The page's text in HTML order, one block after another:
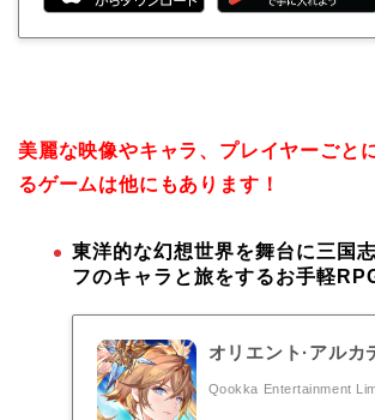
美麗な映像やキャラ、プレイヤーごと
るゲームは他にもあります！
東洋的な幻想世界を舞台に三国
フのキャラと旅をするお手軽
オリエント·アルカ
Qookka Entertainment